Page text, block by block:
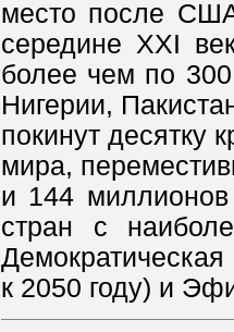
место после
середине XXI
более чем по
Нигерии,
покинут десятку
мира,
и 144 миллионов
стран с
к 2050 году) и